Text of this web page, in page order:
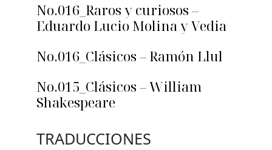
No.016_Raros y curiosos –
Eduardo Lucio Molina y Vedia
No.016_Clásicos – Ramón Llul
No.015_Clásicos – William
Shakespeare
TRADUCCIONES